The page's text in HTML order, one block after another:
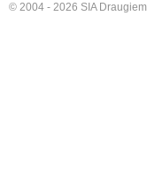
© 2004 - 2026 SIA Draugiem